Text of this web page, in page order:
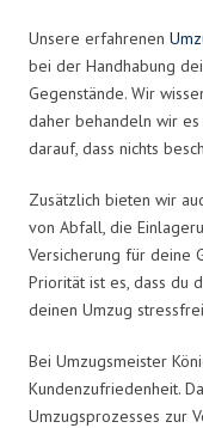
Unsere erfahrenen
bei der Handhabung
Gegenstände. Wir
daher behandeln wir
darauf, dass nichts
Zusätzlich bieten wir
von Abfall, die
Versicherung für deine
Priorität ist es, dass du
deinen Umzug
Bei Umzugsmeister
Kundenzufriedenheit.
Umzugsprozesses zur